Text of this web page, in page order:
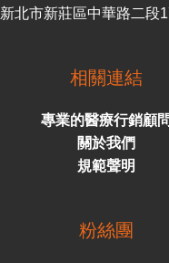
新北市新莊區中華路二段
相關連結
專業的醫療行銷顧問
關於我們
規範聲明
粉絲團